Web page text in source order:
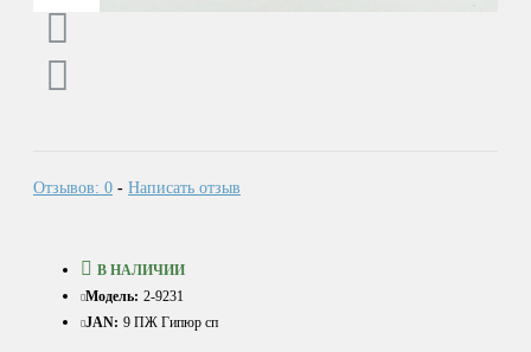
Отзывов: 0 - Написать отзыв
В НАЛИЧИИ
Модель: 2-9231
JAN: 9 ПЖ Гипюр сп